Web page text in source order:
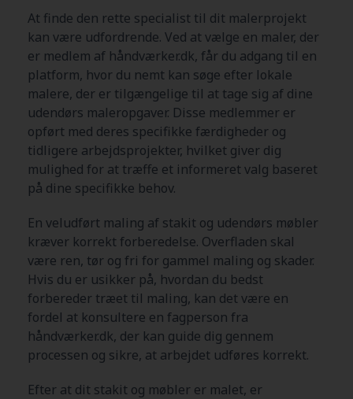
At finde den rette specialist til dit malerprojekt
kan være udfordrende. Ved at vælge en maler, der
er medlem af håndværker.dk, får du adgang til en
platform, hvor du nemt kan søge efter lokale
malere, der er tilgængelige til at tage sig af dine
udendørs maleropgaver. Disse medlemmer er
opført med deres specifikke færdigheder og
tidligere arbejdsprojekter, hvilket giver dig
mulighed for at træffe et informeret valg baseret
på dine specifikke behov.
En veludført maling af stakit og udendørs møbler
kræver korrekt forberedelse. Overfladen skal
være ren, tør og fri for gammel maling og skader.
Hvis du er usikker på, hvordan du bedst
forbereder træet til maling, kan det være en
fordel at konsultere en fagperson fra
håndværker.dk, der kan guide dig gennem
processen og sikre, at arbejdet udføres korrekt.
Efter at dit stakit og møbler er malet, er